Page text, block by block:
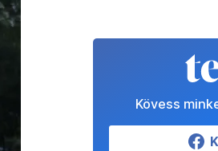
Kövess